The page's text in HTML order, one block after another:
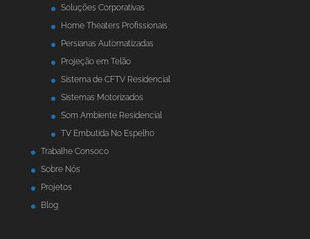
Soluções Corporativas
Home Theaters Profissionais
Persianas Automatizadas
Projeção em Telão
Sistema de CFTV Residencial
Sistemas Motorizados
Som Ambiente Residencial
TV Embutida No Espelho
Trabalhe Consoco
Sobre Nós
Projetos
Blog